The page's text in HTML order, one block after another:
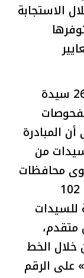
الاستجابة
وذكر «عبدالغفار» أن 628 ألفًا و265 سيدة
المبادرة
من
محافظات
الجمهورية، بالإضافة إلى مشاركة 102
للسيدات
خلال الخط
صحة» على الرقم